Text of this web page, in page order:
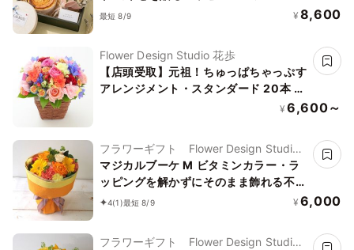
最短 8/9 ¥ 8,600
Flower Design Studio 花歩
【店頭受取】元祖！ちゅっぱちゃっぷす
アレンジメント・スタンダード 20本 推
¥ 6,600～
フラワーギフト Flower Design Studio
花歩
マジカルブーケ M ビタミンカラー・ラ
ッピングを解かずにそのまま飾れる不思
議な花束・誕生日などお祝いに 「」
4(1)最短 8/9 ¥ 6,000
フラワーギフト Flower Design Studio